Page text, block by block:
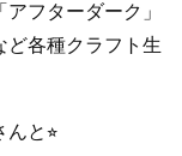
フターダーク」
ど各種クラフト生
と⭐︎